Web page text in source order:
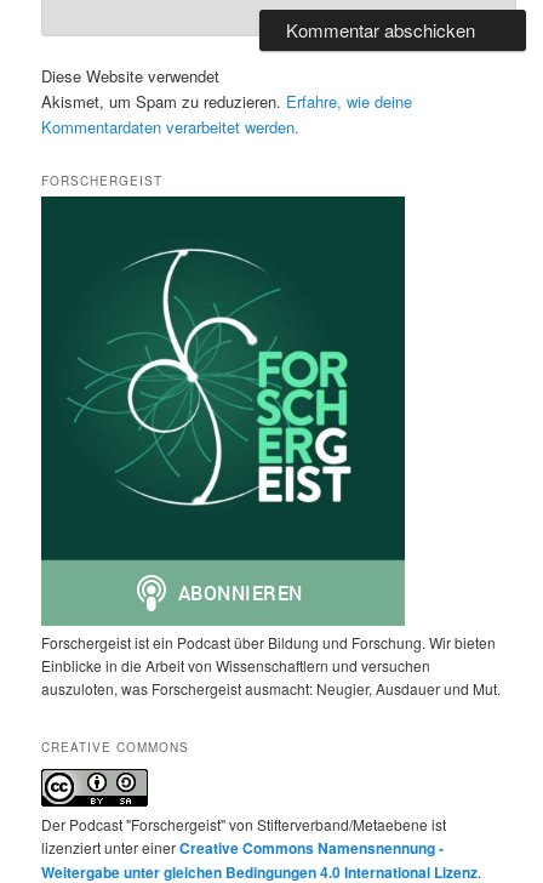
Diese Website verwendet
Akismet, um Spam zu reduzieren. Erfahre, wie deine
Kommentardaten verarbeitet werden.
FORSCHERGEIST
Forschergeist ist ein Podcast über Bildung und Forschung. Wir bieten
Einblicke in die Arbeit von Wissenschaftlern und versuchen
auszuloten, was Forschergeist ausmacht: Neugier, Ausdauer und Mut.
CREATIVE COMMONS
Der Podcast "Forschergeist" von Stifterverband/Metaebene ist
lizenziert unter einerCreative Commons Namensnennung -
Weitergabe unter gleichen Bedingungen 4.0 International Lizenz.